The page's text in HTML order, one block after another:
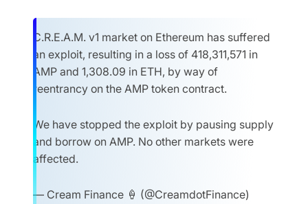
C.R.E.A.M. v1 market on Ethereum has suffered
an exploit, resulting in a loss of 418,311,571 in
AMP and 1,308.09 in ETH, by way of
reentrancy on the AMP token contract.
We have stopped the exploit by pausing supply
and borrow on AMP. No other markets were
affected.
— Cream Finance 🍦 (@CreamdotFinance)